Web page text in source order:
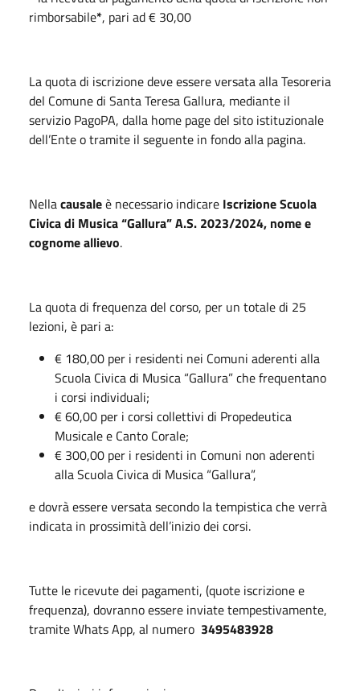
rimborsabile*, pari ad € 30,00
La quota di iscrizione deve essere versata alla Tesoreria
del Comune di Santa Teresa Gallura, mediante il
servizio PagoPA, dalla home page del sito istituzionale
dell’Ente o tramite il seguente in fondo alla pagina.
Nellacausaleè necessario indicare Iscrizione Scuola
Civica di Musica “Gallura” A.S. 2023/2024, nome e
cognome allievo.
La quota di frequenza del corso, per un totale di 25
lezioni, è pari a:
€ 180,00 per i residenti nei Comuni aderenti alla
Scuola Civica di Musica “Gallura” che frequentano
i corsi individuali;
€ 60,00 per i corsi collettivi di Propedeutica
Musicale e Canto Corale;
€ 300,00 per i residenti in Comuni non aderenti
alla Scuola Civica di Musica “Gallura”,
e dovrà essere versata secondo la tempistica che verrà
indicata in prossimità dell’inizio dei corsi.
Tutte le ricevute dei pagamenti, (quote iscrizione e
frequenza), dovranno essere inviate tempestivamente,
tramite Whats App, al numero 3495483928